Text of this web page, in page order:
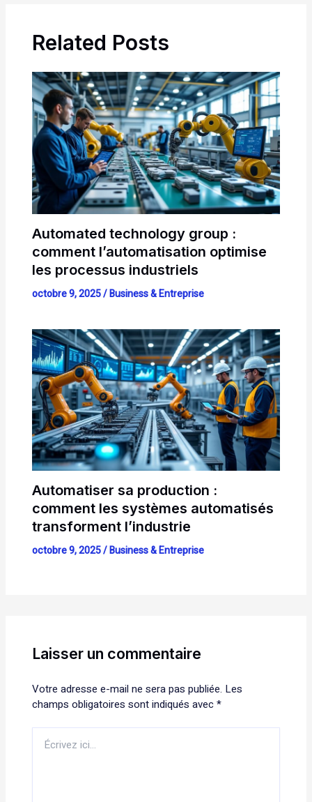
Related Posts
Automated technology group :
comment l’automatisation optimise
les processus industriels
octobre 9, 2025/Business & Entreprise
Automatiser sa production :
comment les systèmes automatisés
transforment l’industrie
octobre 9, 2025/Business & Entreprise
Laisser un commentaire
Votre adresse e-mail ne sera pas publiée. Les
champs obligatoires sont indiqués avec*
ici…